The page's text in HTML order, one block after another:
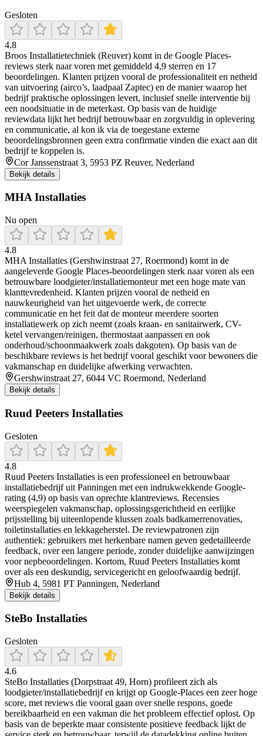
Gesloten
4.8
Broos Installatietechniek (Reuver) komt in de Google Places-
reviews sterk naar voren met gemiddeld 4,9 sterren en 17
beoordelingen. Klanten prijzen vooral de professionaliteit en netheid
van uitvoering (airco’s, laadpaal Zaptec) en de manier waarop het
bedrijf praktische oplossingen levert, inclusief snelle interventie bij
een noodsituatie in de meterkast. Op basis van de huidige
reviewdata lijkt het bedrijf betrouwbaar en zorgvuldig in oplevering
en communicatie, al kon ik via de toegestane externe
beoordelingsbronnen geen extra confirmatie vinden die exact aan dit
bedrijf te koppelen is.
Cor Janssenstraat 3, 5953 PZ Reuver, Nederland
Bekijk details
MHA Installaties
Nu open
4.8
MHA Installaties (Gershwinstraat 27, Roermond) komt in de
aangeleverde Google Places-beoordelingen sterk naar voren als een
betrouwbare loodgieter/installatiemonteur met een hoge mate van
klanttevredenheid. Klanten prijzen vooral de netheid en
nauwkeurigheid van het uitgevoerde werk, de correcte
communicatie en het feit dat de monteur meerdere soorten
installatiewerk op zich neemt (zoals kraan- en sanitairwerk, CV-
ketel vervangen/reinigen, thermostaat aanpassen en ook
onderhoud/schoonmaakwerk zoals dakgoten). Op basis van de
beschikbare reviews is het bedrijf vooral geschikt voor bewoners die
vakmanschap en duidelijke afwerking verwachten.
Gershwinstraat 27, 6044 VC Roermond, Nederland
Bekijk details
Ruud Peeters Installaties
Gesloten
4.8
Ruud Peeters Installaties is een professioneel en betrouwbaar
installatiebedrijf uit Panningen met een indrukwekkende Google-
rating (4,9) op basis van oprechte klantreviews. Recensies
weerspiegelen vakmanschap, oplossingsgerichtheid en eerlijke
prijsstelling bij uiteenlopende klussen zoals badkamerrenovaties,
toiletinstallaties en lekkageherstel. De reviewpatronen zijn
authentiek: gebruikers met herkenbare namen geven gedetailleerde
feedback, over een langere periode, zonder duidelijke aanwijzingen
voor nepbeoordelingen. Kortom, Ruud Peeters Installaties komt
over als een deskundig, servicegericht en geloofwaardig bedrijf.
Hub 4, 5981 PT Panningen, Nederland
Bekijk details
SteBo Installaties
Gesloten
4.6
SteBo Installaties (Dorpstraat 49, Horn) profileert zich als
loodgieter/installatiebedrijf en krijgt op Google-Places een zeer hoge
score, met reviews die vooral gaan over snelle respons, goede
bereikbaarheid en een vakman die het probleem effectief oplost. Op
basis van de beperkte maar consistente positieve feedback lijkt de